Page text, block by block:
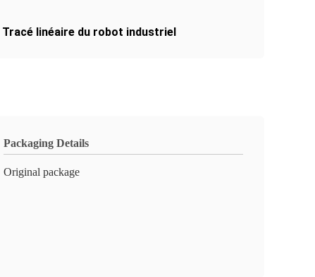
Tracé linéaire du robot industriel
Packaging Details
Original package